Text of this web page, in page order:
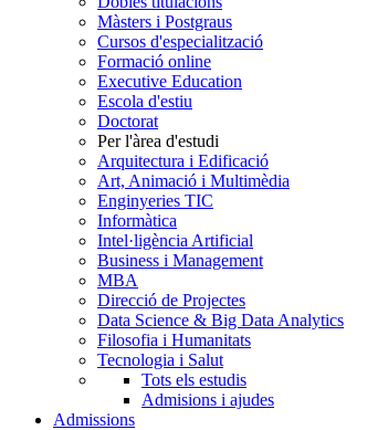
Màsters i Postgraus
Cursos d'especialització
Formació online
Executive Education
Escola d'estiu
Doctorat
Per l'àrea d'estudi
Arquitectura i Edificació
Art, Animació i Multimèdia
Enginyeries TIC
Informàtica
Intel·ligència Artificial
Business i Management
MBA
Direcció de Projectes
Data Science & Big Data Analytics
Filosofia i Humanitats
Tecnologia i Salut
Tots els estudis
Admisions i ajudes
Admissions